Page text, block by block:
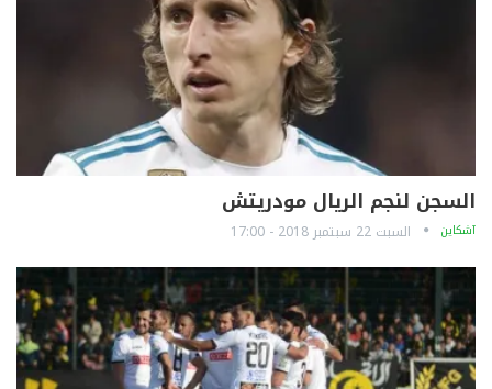
السجن لنجم الريال مودريتش
آشكاين السبت 22 سبتمبر 2018 - 17:00